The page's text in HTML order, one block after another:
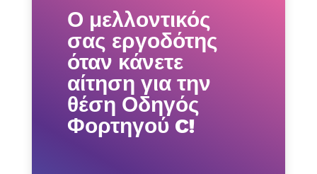
Ο μελλοντικός
σας εργοδότης
όταν κάνετε
αίτηση για την
θέση Οδηγός
Φορτηγού C!